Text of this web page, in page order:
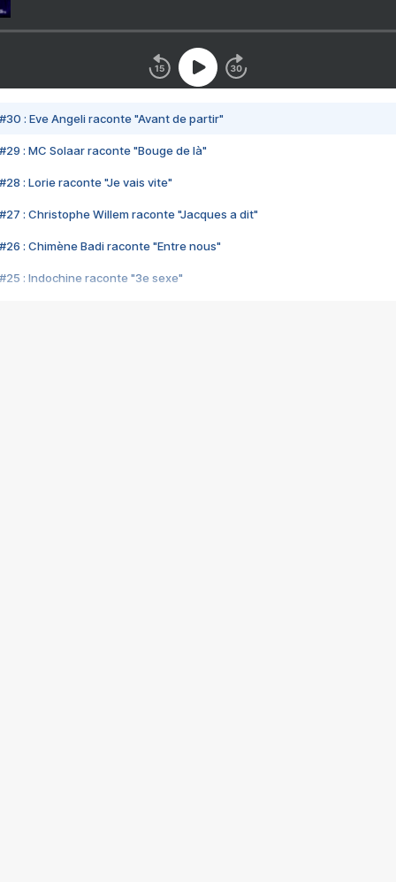
#30 : Eve Angeli raconte "Avant de partir"
#29 : MC Solaar raconte "Bouge de là"
#28 : Lorie raconte "Je vais vite"
#27 : Christophe Willem raconte "Jacques a dit"
#26 : Chimène Badi raconte "Entre nous"
#25 : Indochine raconte "3e sexe"